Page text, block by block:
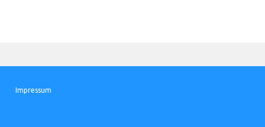
Impressum